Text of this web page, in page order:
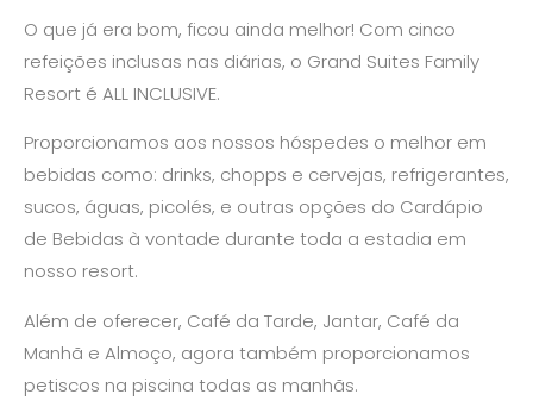
O que já era bom, ficou ainda melhor! Com cinco
refeições inclusas nas diárias, o Grand Suites Family
Resort é ALL INCLUSIVE.
Proporcionamos aos nossos hóspedes o melhor em
bebidas como: drinks, chopps e cervejas, refrigerantes,
sucos, águas, picolés, e outras opções do Cardápio
de Bebidas à vontade durante toda a estadia em
nosso resort.
Além de oferecer, Café da Tarde, Jantar, Café da
Manhã e Almoço, agora também proporcionamos
petiscos na piscina todas as manhãs.